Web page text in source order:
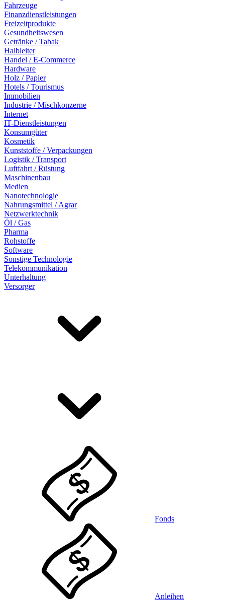
Fahrzeuge
Finanzdienstleistungen
Freizeitprodukte
Gesundheitswesen
Getränke / Tabak
Halbleiter
Handel / E-Commerce
Hardware
Holz / Papier
Hotels / Tourismus
Immobilien
Industrie / Mischkonzerne
Internet
IT-Dienstleistungen
Konsumgüter
Kosmetik
Kunststoffe / Verpackungen
Logistik / Transport
Luftfahrt / Rüstung
Maschinenbau
Medien
Nanotechnologie
Nahrungsmittel / Agrar
Netzwerktechnik
Öl / Gas
Pharma
Rohstoffe
Software
Sonstige Technologie
Telekommunikation
Unterhaltung
Versorger
Fonds
Anleihen